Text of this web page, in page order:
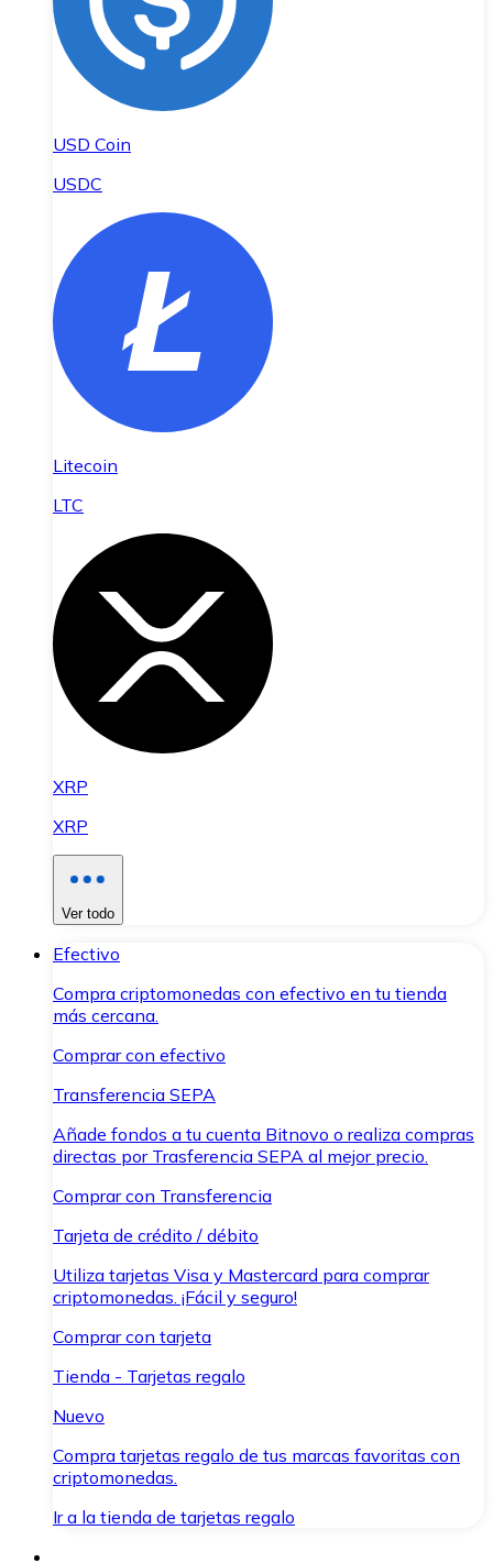
USD Coin
USDC
Litecoin
LTC
XRP
XRP
Ver todo
Efectivo
Compra criptomonedas con efectivo en tu tienda
más cercana.
Comprar con efectivo
Transferencia SEPA
Añade fondos a tu cuenta Bitnovo o realiza compras
directas por Trasferencia SEPA al mejor precio.
Comprar con Transferencia
Tarjeta de crédito / débito
Utiliza tarjetas Visa y Mastercard para comprar
criptomonedas. ¡Fácil y seguro!
Comprar con tarjeta
Tienda - Tarjetas regalo
Nuevo
Compra tarjetas regalo de tus marcas favoritas con
criptomonedas.
Ir a la tienda de tarjetas regalo